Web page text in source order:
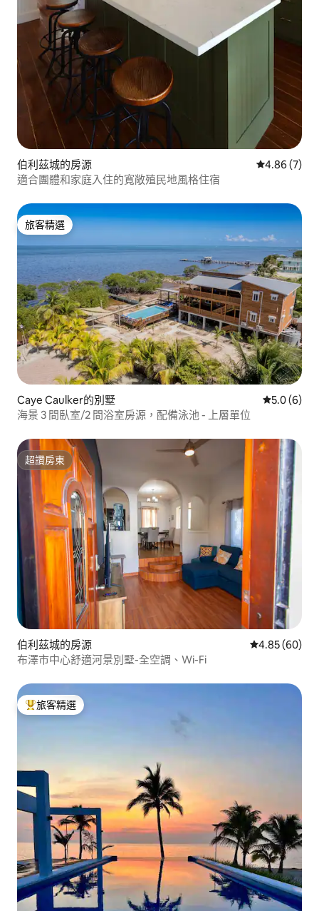
伯利茲城的房源 從 7 則評價
4.86 (7)
適合團體和家庭入住的寬敞殖民地風格住宿
旅客精選
旅客精選
Caye Caulker的別墅 從 6 則評
5.0 (6)
海景 3 間臥室/2 間浴室房源，配備泳池 - 上層單位
超讚房東
超讚房東
伯利茲城的房源 從 60 則評價
4.85 (60)
布澤市中心舒適河景別墅-全空調、Wi-Fi
旅客精選榜首
旅客精選